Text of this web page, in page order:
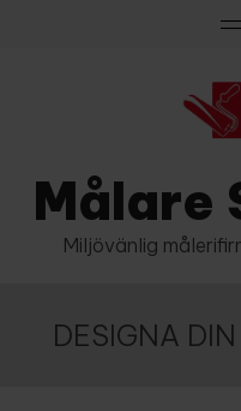
Målare
Miljövänlig
DESIGNA